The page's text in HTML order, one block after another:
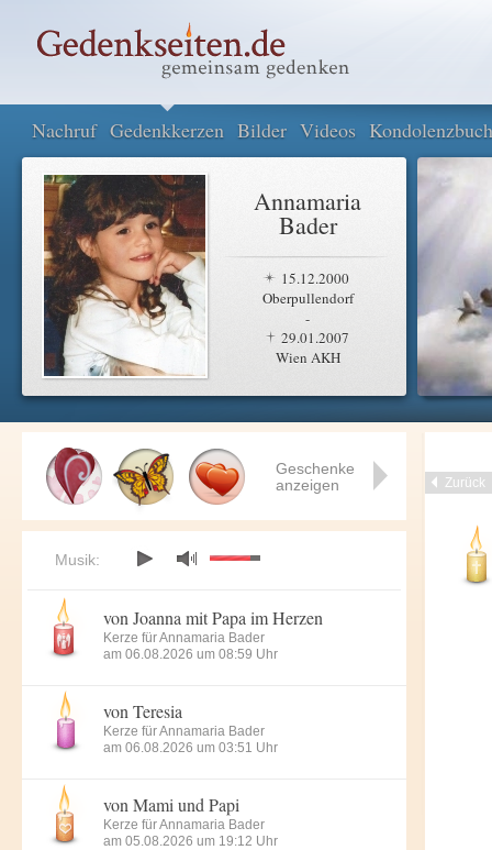
Nachruf Gedenkkerzen Bilder Videos Kondolenzbuch
Annamaria
Bader
15.12.2000
Oberpullendorf
-
29.01.2007
Wien AKH
Zurück
Geschenke
anzeigen
Musik:
von Joanna mit Papa im Herzen
Kerze für Annamaria Bader
am 06.08.2026 um 08:59 Uhr
von Teresia
Kerze für Annamaria Bader
am 06.08.2026 um 03:51 Uhr
von Mami und Papi
Kerze für Annamaria Bader
am 05.08.2026 um 19:12 Uhr